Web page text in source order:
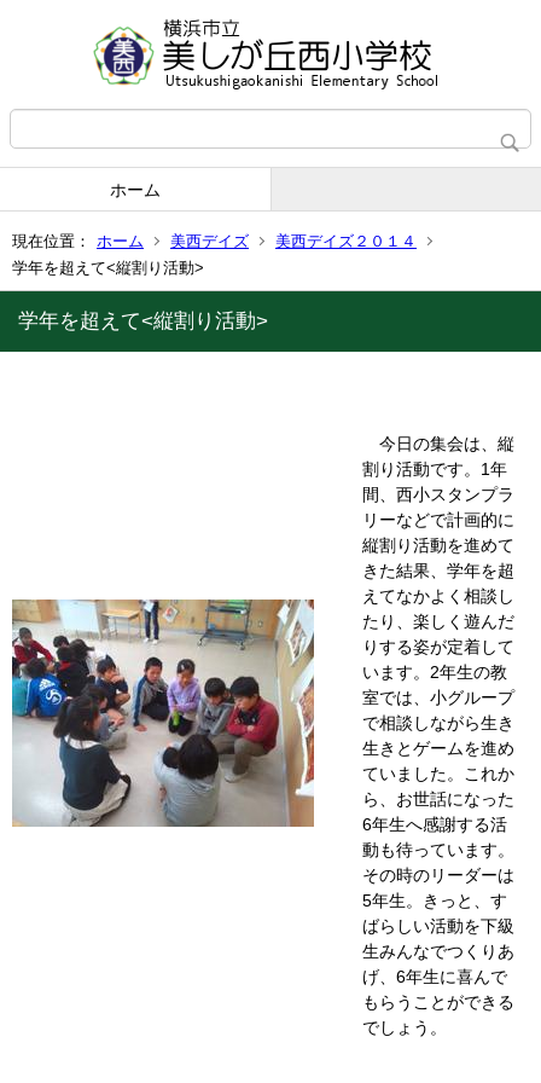
ホーム
現在位置： ホーム 美西デイズ
美西デイズ２０１４
学年を超えて<縦割り活動>
学年を超えて<縦割り活動>
今日の集会は、縦
割り活動です。1年
間、西小スタンプラ
リーなどで計画的に
縦割り活動を進めて
きた結果、学年を超
えてなかよく相談し
たり、楽しく遊んだ
りする姿が定着して
います。2年生の教
室では、小グループ
で相談しながら生き
生きとゲームを進め
ていました。これか
ら、お世話になった
6年生へ感謝する活
動も待っています。
その時のリーダーは
5年生。きっと、す
ばらしい活動を下級
生みんなでつくりあ
げ、6年生に喜んで
もらうことができる
でしょう。